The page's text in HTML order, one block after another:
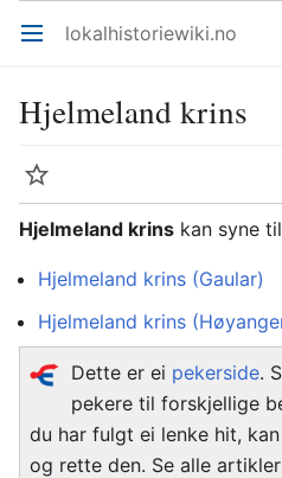
Åpne hovedmenyen lokalhistoriewiki.no
Hjelmeland krins
Overvåk
Hjelmeland krins kan syne
Hjelmeland krins (Gaular)
Hjelmeland krins
Dette er ei pekerside.
pekere til forskjellige
du har fulgt ei lenke hit,
og rette den. Se alle